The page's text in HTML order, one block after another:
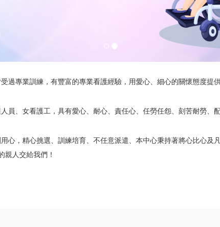
過專業訓練，有豐富的專業看護經驗，用愛心、細心的關懷態度提
員、女看護工，具有愛心、耐心、責任心、任勞任怨、刻苦耐勞、
心，精心挑選、訓練培育、不任意派遣、本中心秉持著將心比心及
親人交給我們！